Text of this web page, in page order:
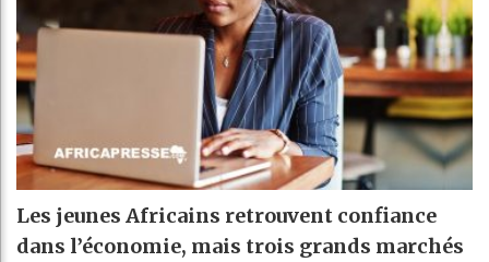
Les jeunes Africains retrouvent confiance
dans l’économie, mais trois grands marchés